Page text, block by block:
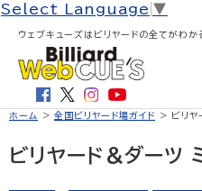
Select Language ▼
ウェブキューズはビリヤードの全てがわか
ホーム > 全国ビリヤード場ガイド > ビリヤ
ビリヤード＆ダーツ